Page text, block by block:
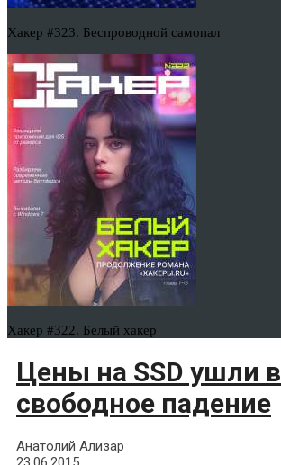
Хакер #323. Беспроводной самопал
Хакер #322. Белый хакер
Цены на SSD ушли в
свободное падение
Анатолий Ализар